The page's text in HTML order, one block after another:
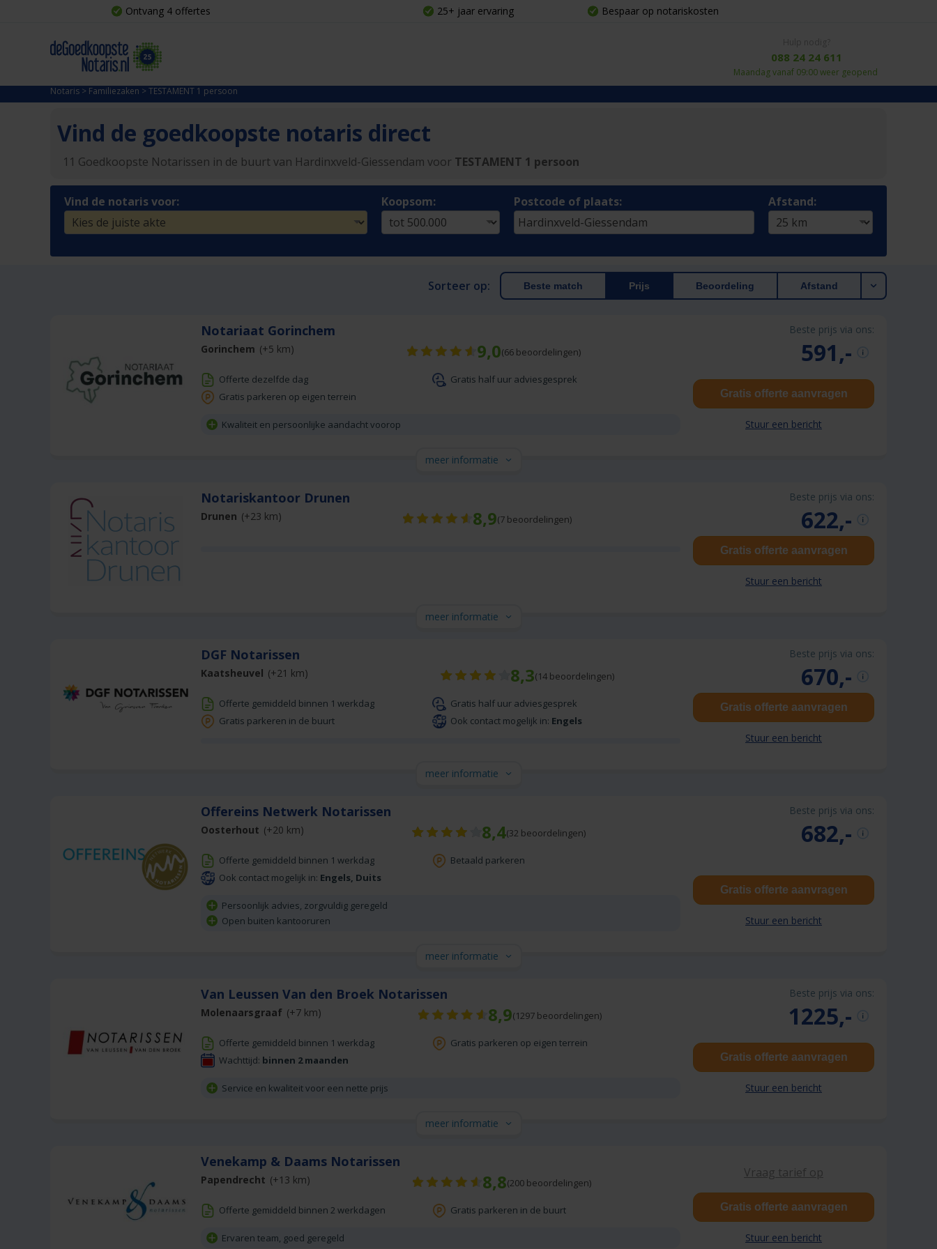
Ontvang 4 offertes 25+ jaar ervaring Bespaar op notariskosten
088 24 24 611
Maandag vanaf 09:00 weer geopend
Notaris > Familiezaken >TESTAMENT 1 persoon
Vind de goedkoopste notaris direct
11 Goedkoopste Notarissen in de buurt van Hardinxveld-Giessendam voor TESTAMENT 1 persoon
Vind de notaris voor: Koopsom: Postcode of plaats: Afstand:
Sorteer op: Beste match Prijs Beoordeling Afstand
Beste prijs via ons:
591,-
Notariaat Gorinchem
9,0(66beoordelingen)
Gorinchem (+5 km)
Offerte dezelfde dag
Gratis half uur adviesgesprek
Gratis parkeren op eigen terrein
Kwaliteit en persoonlijke aandacht voorop
Gratis offerte aanvragen
Stuur een bericht
meer informatie
Beste prijs via ons:
622,-
Notariskantoor Drunen
8,9(7 beoordelingen)
Drunen (+23 km)
Gratis offerte aanvragen
Stuur een bericht
meer informatie
Beste prijs via ons:
670,-
DGF Notarissen
8,3(14 beoordelingen)
Kaatsheuvel (+21 km)
Offerte gemiddeld binnen 1 werkdag
Gratis half uur adviesgesprek
Gratis parkeren in de buurt
Ook contact mogelijk in: Engels
Gratis offerte aanvragen
Stuur een bericht
meer informatie
Beste prijs via ons:
682,-
Offereins Netwerk Notarissen
8,4(32 beoordelingen)
Oosterhout (+20 km)
Offerte gemiddeld binnen 1 werkdag
Betaald parkeren
Ook contact mogelijk in: Engels, Duits
Persoonlijk advies, zorgvuldig geregeld
Open buiten kantooruren
Gratis offerte aanvragen
Stuur een bericht
meer informatie
Beste prijs via ons:
1225,-
Van Leussen Van den Broek Notarissen
8,9(1297 beoordelingen)
Molenaarsgraaf (+7 km)
Offerte gemiddeld binnen 1 werkdag
Gratis parkeren op eigen terrein
Wachttijd: binnen 2 maanden
Service en kwaliteit voor een nette prijs
Gratis offerte aanvragen
Stuur een bericht
meer informatie
Vraag tarief op
Venekamp & Daams Notarissen
8,8(200beoordelingen)
Papendrecht (+13 km)
Offerte gemiddeld binnen 2 werkdagen Gratis parkeren in de buurt
Ervaren team, goed geregeld
Gratis offerte aanvragen
Stuur een bericht